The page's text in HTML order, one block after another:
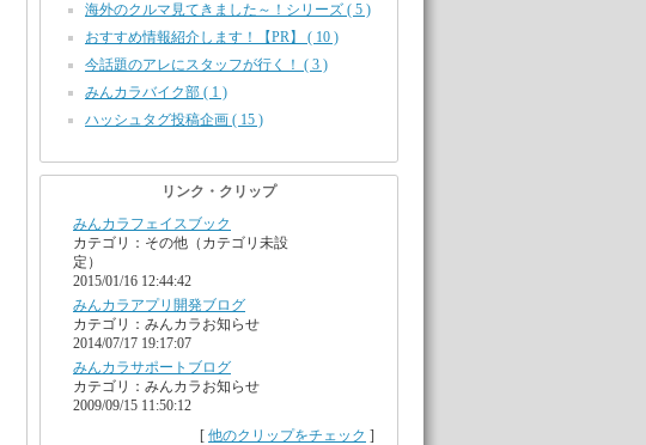
海外のクルマ見てきました～！シリーズ ( 5 )
おすすめ情報紹介します！【PR】 ( 10 )
今話題のアレにスタッフが行く！ ( 3 )
みんカラバイク部 ( 1 )
ハッシュタグ投稿企画 ( 15 )
リンク・クリップ
みんカラフェイスブック
カテゴリ：その他（カテゴリ未設
定）
2015/01/16 12:44:42
みんカラアプリ開発ブログ
カテゴリ：みんカラお知らせ
2014/07/17 19:17:07
みんカラサポートブログ
カテゴリ：みんカラお知らせ
2009/09/15 11:50:12
[ 他のクリップをチェック ]